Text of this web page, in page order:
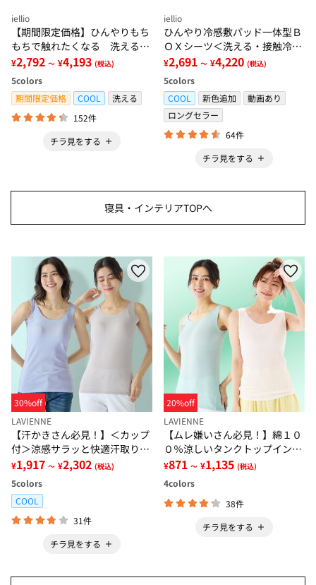
iellio
【期間限定価格】ひんやりもち
もちで触れたくなる 洗えるラ
グ＜低反発・滑りにくい・接触
冷感・防ダニ・カーペット＞
¥2,792 ～ ¥4,193 (税込)
5colors
期間限定価格
COOL
洗える
152件
チラ見をする
iellio
ひんやり冷感敷パッド一体型Ｂ
ＯＸシーツ＜洗える・接触冷
感・抗菌防臭・時短・家事楽・
ボックスシーツ・寝苦しさ対策
＞
¥2,691 ～ ¥4,220 (税込)
5colors
COOL
新色追加
動画あり
ロングセラー
64件
チラ見をする
寝具・インテリアTOPへ
30%off
LAVIENNE
【汗かきさん必見！】＜カップ
付＞涼感サラッと快適汗取りタ
ンクトップインナー＜さらりラ
ボ＞
¥1,917 ～ ¥2,302 (税込)
5colors
COOL
31件
チラ見をする
20%off
LAVIENNE
【ムレ嫌いさん必見！】綿１０
０％涼しいタンクトップインナ
ー＜さらりラボ＞
¥871 ～ ¥1,135 (税込)
4colors
38件
チラ見をする